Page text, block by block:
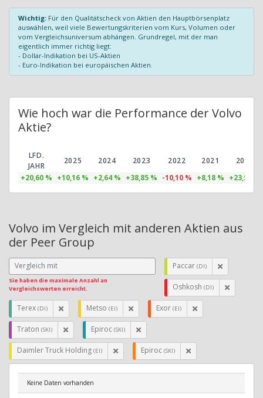
Wichtig: Für den Qualitätscheck von Aktien den Hauptbörsenplatz
auswählen, weil viele Bewertungskriterien vom Kurs, Volumen oder
vom Vergleichsuniversum abhängen. Grundregel, mit der man
eigentlich immer richtig liegt:
- Dollar-Indikation bei US-Aktien
- Euro-Indikation bei europäischen Aktien.
Wie hoch war die Performance der Volvo
Aktie?
LFD.
JAHR
2025 2024 2023 2022 2021
2020
+20,60 % +10,16 % +2,64 % +38,85 % -10,10 % +8,18 % +23,52 %
Volvo im Vergleich mit anderen Aktien aus
der Peer Group
Sie haben die maximale Anzahl an
Vergleichswerten erreicht.
Paccar (DI)
Oshkosh (DI)
Terex (DI) Metso (EI) Exor (EI)
Traton (SKI) Epiroc (SKI)
Daimler Truck Holding (EI) Epiroc (SKI)
Keine Daten vorhanden